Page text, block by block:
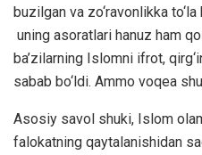
buzilgan va zo‘ravonlikka
uning asoratlari hanuz ham
ba’zilarning Islomni ifrot,
sabab bo‘ldi. Ammo voqea
Asosiy savol shuki, Islom
falokatning qaytalanishidan